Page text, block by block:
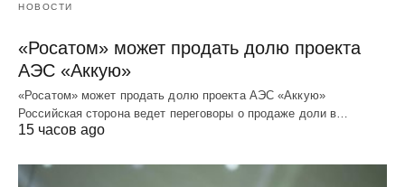
НОВОСТИ
«Росатом» может продать долю проекта
АЭС «Аккую»
«Росатом» может продать долю проекта АЭС «Аккую»
Российская сторона ведет переговоры о продаже доли в…
15 часов ago